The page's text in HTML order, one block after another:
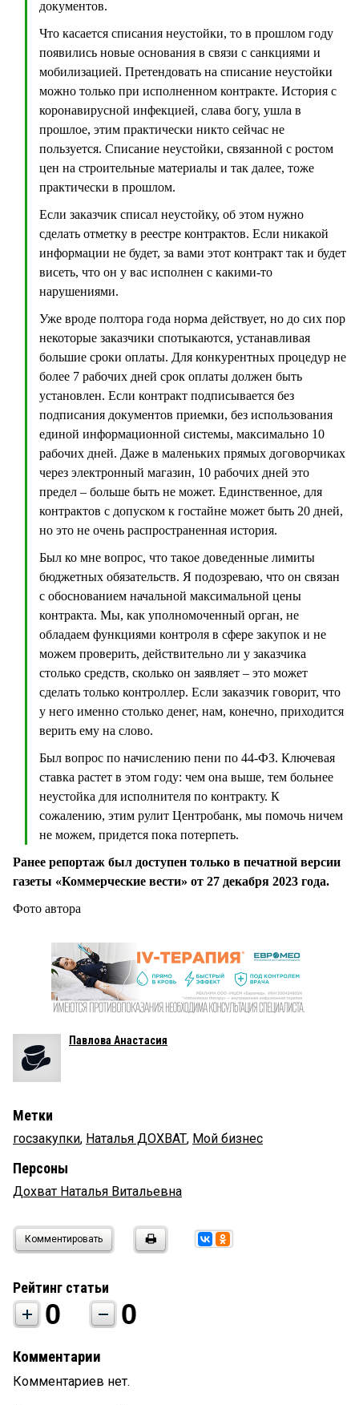
документов.
Что касается списания неустойки, то в прошлом году
появились новые основания в связи с санкциями и
мобилизацией. Претендовать на списание неустойки
можно только при исполненном контракте. История с
коронавирусной инфекцией, слава богу, ушла в
прошлое, этим практически никто сейчас не
пользуется. Списание неустойки, связанной с ростом
цен на строительные материалы и так далее, тоже
практически в прошлом.
Если заказчик списал неустойку, об этом нужно
сделать отметку в реестре контрактов. Если никакой
информации не будет, за вами этот контракт так и будет
висеть, что он у вас исполнен с какими-то
нарушениями.
Уже вроде полтора года норма действует, но до сих пор
некоторые заказчики спотыкаются, устанавливая
большие сроки оплаты. Для конкурентных процедур не
более 7 рабочих дней срок оплаты должен быть
установлен. Если контракт подписывается без
подписания документов приемки, без использования
единой информационной системы, максимально 10
рабочих дней. Даже в маленьких прямых договорчиках
через электронный магазин, 10 рабочих дней это
предел – больше быть не может. Единственное, для
контрактов с допуском к гостайне может быть 20 дней,
но это не очень распространенная история.
Был ко мне вопрос, что такое доведенные лимиты
бюджетных обязательств. Я подозреваю, что он связан
с обоснованием начальной максимальной цены
контракта. Мы, как уполномоченный орган, не
обладаем функциями контроля в сфере закупок и не
можем проверить, действительно ли у заказчика
столько средств, сколько он заявляет – это может
сделать только контроллер. Если заказчик говорит, что
у него именно столько денег, нам, конечно, приходится
верить ему на слово.
Был вопрос по начислению пени по 44-ФЗ. Ключевая
ставка растет в этом году: чем она выше, тем больнее
неустойка для исполнителя по контракту. К
сожалению, этим рулит Центробанк, мы помочь ничем
не можем, придется пока потерпеть.
Ранее репортаж был доступен только в печатной версии
газеты «Коммерческие вести» от 27 декабря 2023 года.
Фото автора
Павлова Анастасия
Метки
госзакупки, Наталья ДОХВАТ, Мой бизнес
Персоны
Дохват Наталья Витальевна
Комментировать
Рейтинг статьи
0 0
Комментарии
Комментариев нет.